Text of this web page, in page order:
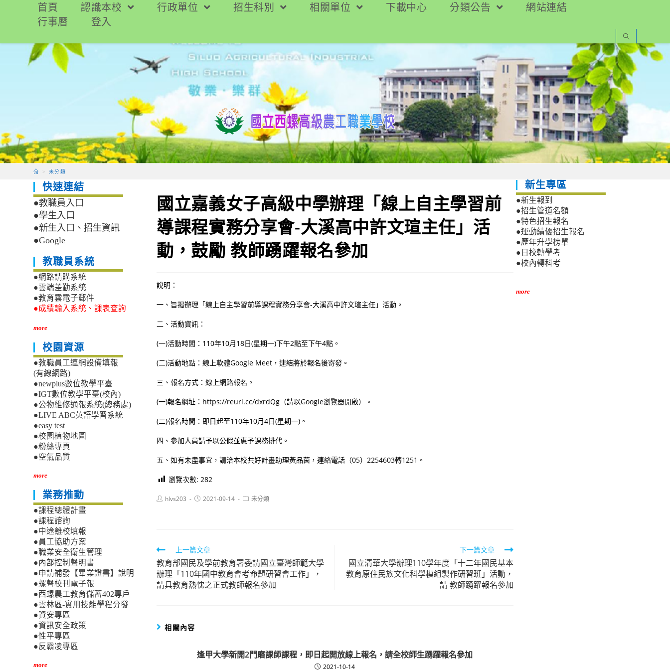
要
首頁 認識本校 行政單位 招生科別 相關單位 下載中心 分類公告
網站連結
行事曆
登入
> 未分類
國立嘉義女子高級中學辦理「線上自主學習前
導課程實務分享會-大溪高中許文瑄主任」活
動，鼓勵 教師踴躍報名參加
說明：
一、旨揭辦理「線上自主學習前導課程實務分享會-大溪高中許文瑄主任」活動。
二、活動資訊：
(一)活動時間：110年10月18日(星期一)下午2點至下午4點。
(二)活動地點：線上軟體Google Meet，連結將於報名後寄發。
三、報名方式：線上網路報名。
(一)報名網址：https://reurl.cc/dxrdQg（請以Google瀏覽器開啟）。
(二)報名時間：即日起至110年10月4日(星期一)。
四、參加人員請予以公假並惠予課務排代。
五、如有未盡事宜，請洽本校共好計畫助理黃品茵，連絡電話（05）2254603轉1251。
瀏覽次數: 282
Posthlvs203
Post2021-09-14
Post未分類
Read
more
articles
上一篇文章
教育部國民及學前教育署委請國立臺灣師範大學
辦理「110年國中教育會考命題研習會工作」，
請具教育熱忱之正式教師報名參加
下一篇文章
國立清華大學辦理110學年度「十二年國民基本
教育原住民族文化科學模組製作研習班」活動，
請 教師踴躍報名參加
相關內容
逢甲大學新開2門磨課師課程，即日起開放線上報名，請全校師生踴躍報名參加
2021-10-14
快速連結
●教職員入口
●學生入口
●新生入口、招生資訊
●Google
教職員系統
●網路請購系統
●雲端差勤系統
●教育雲電子郵件
●成績輸入系統、課表查詢
more
校園資源
●教職員工連網設備填報
(有線網路)
●newplus數位教學平臺
●IGT數位教學平臺(校內)
●公物維修通報系統(總務處)
●LIVE ABC英語學習系統
●easy test
●校園植物地圖
●粉絲專頁
●空氣品質
more
業務推動
●課程總體計畫
●課程諮詢
●中途離校填報
●員工協助方案
●職業安全衛生管理
●內部控制聲明書
●申請補發【畢業證書】說明
●螺聲校刊電子報
●西螺農工教育儲蓄402專戶
●雲林區-實用技能學程分發
●資安專區
●資訊安全政策
●性平專區
●反霸凌專區
more
新生專區
●新生報到
●招生管道名額
●特色招生報名
●運動績優招生報名
●歷年升學榜單
●日校轉學考
●校內轉科考
more